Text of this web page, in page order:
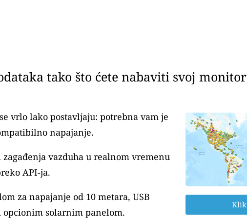
tako što ćete nabaviti svoj
vrlo lako postavljaju: potrebna vam je
napajanje.
vazduha u realnom vremenu
API-ja.
za napajanje od 10 metara, USB
opcionim solarnim panelom.